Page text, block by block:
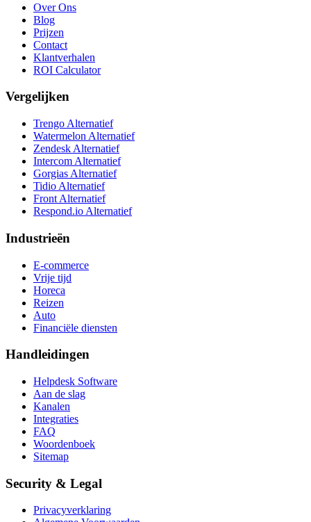
Over Ons
Blog
Prijzen
Contact
Klantverhalen
ROI Calculator
Vergelijken
Trengo Alternatief
Watermelon Alternatief
Zendesk Alternatief
Intercom Alternatief
Gorgias Alternatief
Tidio Alternatief
Front Alternatief
Respond.io Alternatief
Industrieën
E-commerce
Vrije tijd
Horeca
Reizen
Auto
Financiële diensten
Handleidingen
Helpdesk Software
Aan de slag
Kanalen
Integraties
FAQ
Woordenboek
Sitemap
Security & Legal
Privacyverklaring